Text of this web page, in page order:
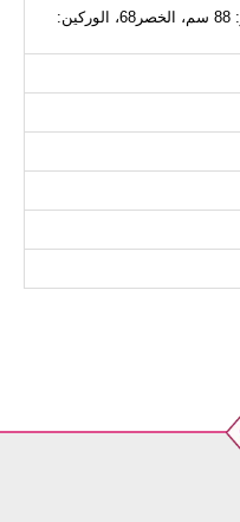
الطول: 165 سم، الصدر: 88 سم، الخصر68، الوركين: